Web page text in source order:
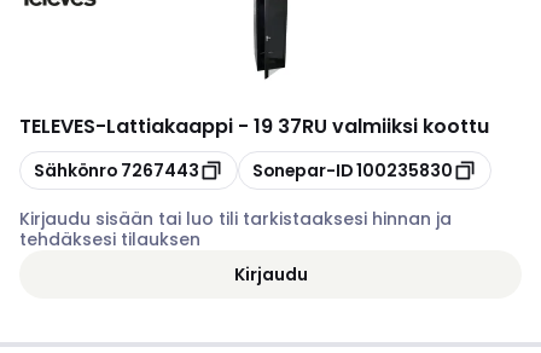
TELEVES-Lattiakaappi - 19 37RU valmiiksi koottu
Kopioi
Sähkönro 7267443 Kopioi
Sonepar-ID100235830
Kirjaudu sisään tai luo tili tarkistaaksesi hinnan ja
tehdäksesi tilauksen
Kirjaudu